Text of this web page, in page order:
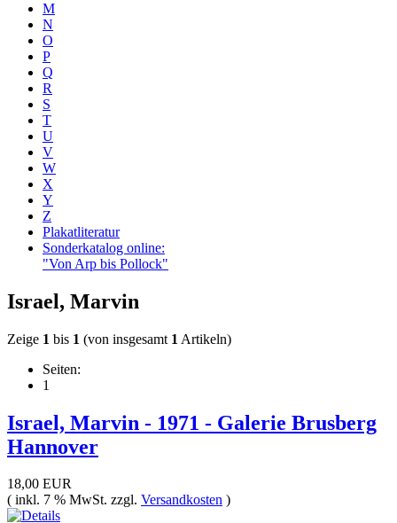
M
N
O
P
Q
R
S
T
U
V
W
X
Y
Z
Plakatliteratur
Sonderkatalog online:
"Von Arp bis Pollock"
Israel, Marvin
Zeige 1 bis 1 (von insgesamt 1 Artikeln)
Seiten:
1
Israel, Marvin - 1971 - Galerie Brusberg
Hannover
18,00 EUR
( inkl. 7 % MwSt. zzgl. Versandkosten )